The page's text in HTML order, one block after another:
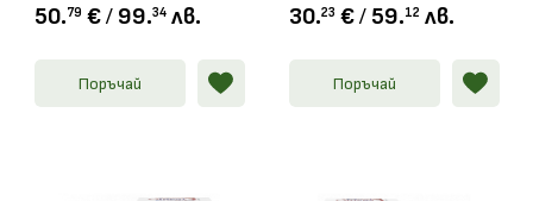
50.79 € / 99.34 лв.
Поръчай
30.23 € / 59.12 лв.
Поръчай